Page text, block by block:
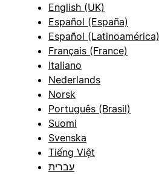
English (UK)
Español (España)
Español (Latinoamérica)
Français (France)
Italiano
Nederlands
Norsk
Português (Brasil)
Suomi
Svenska
Tiếng Việt
עברית